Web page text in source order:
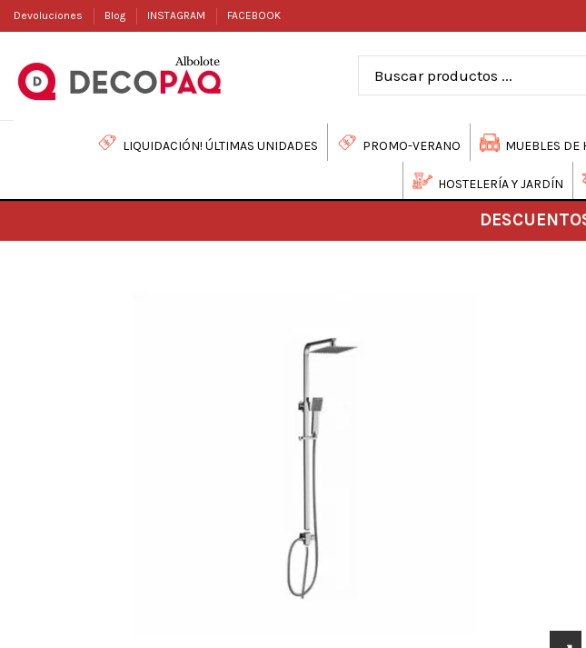
Devoluciones Blog INSTAGRAM FACEBOOK
LIQUIDACIÓN! ÚLTIMAS UNIDADES PROMO-VERANO MUEBLES DE
HOSTELERÍA Y JARDÍN